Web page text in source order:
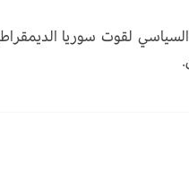
لقوت سوريا